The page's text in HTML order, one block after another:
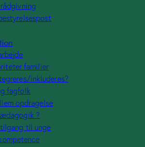
familier
inkluderes?
fagfolk
opdragelse
?
til unge
adipiscing elit, sed do eiusm onsectetur
tempor incididunt ut labore.
adipiscing elit, sed do eiusm onsectetur
molestias excepturi. scint occaecatti